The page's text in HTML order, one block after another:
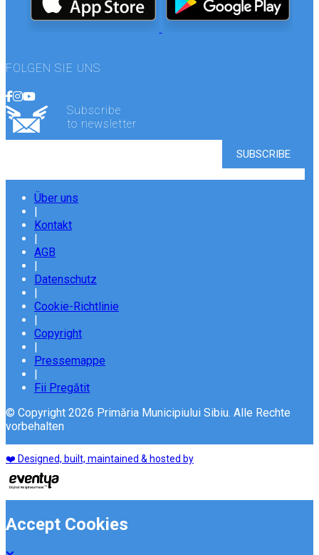
FOLGEN SIE UNS
Subscribe
to newsletter
Über uns
|
Kontakt
|
AGB
|
Datenschutz
|
Cookie-Richtlinie
|
Copyright
|
Pressemappe
|
Fii Pregătit
© Copyright 2026 Primăria Municipiului Sibiu. Alle Rechte
vorbehalten
❤️ Designed, built, maintained & hosted by
Accept Cookies